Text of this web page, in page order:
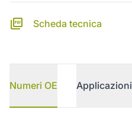
Scheda tecnica
Numeri OE Applicazioni